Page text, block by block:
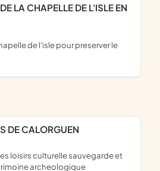
DE CALORGUEN
archeologique